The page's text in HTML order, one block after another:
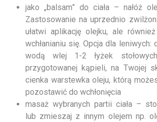
jako „balsam” do ciała – nałóż
Zastosowanie na uprzednio
ułatwi aplikację olejku, ale
wchłanianiu się. Opcja dla leniwych:
wodą wlej 1-2 łyżek
przygotowanej kąpieli, na Twojej
cienka warstewka oleju, którą
pozostawić do wchłonięcia
masaż wybranych partii ciała –
lub zmieszaj z innym olejem np.